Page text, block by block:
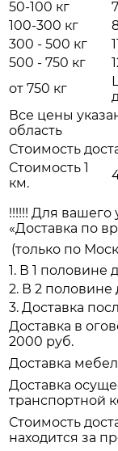
50-100 кг
100-300 кг
300 - 500 кг
500 - 750 кг
от 750 кг
Все цены
область
Стоимость
Стоимость 1
км.
!!!!!! Для вашего
«Доставка по
(только по
1. В 1 половине
2. В 2 половине
3. Доставка
Доставка в
2000 руб.
Доставка
Доставка
транспортной
Стоимость
находится за